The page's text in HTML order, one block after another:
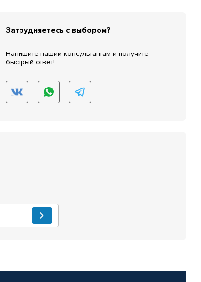
Затрудняетесь с выбором?
Напишите нашим консультантам и получите
быстрый ответ!